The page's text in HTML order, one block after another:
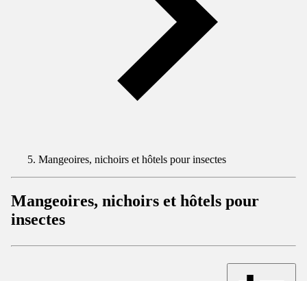
Mangeoires, nichoirs et hôtels pour insectes
Mangeoires, nichoirs et hôtels pour
insectes